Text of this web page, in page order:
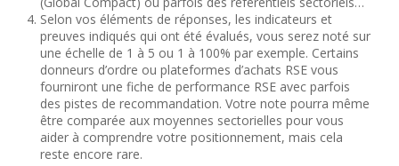
Selon vos éléments de réponses, les indicateurs et
preuves indiqués qui ont été évalués, vous serez noté sur
une échelle de 1 à 5 ou 1 à 100% par exemple. Certains
donneurs d’ordre ou plateformes d’achats RSE vous
fourniront une fiche de performance RSE avec parfois
des pistes de recommandation. Votre note pourra même
être comparée aux moyennes sectorielles pour vous
aider à comprendre votre positionnement, mais cela
reste encore rare.